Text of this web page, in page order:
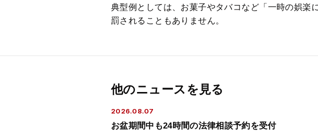
典型例としては、お菓子やタバコなど「一時の娯楽
罰されることもありません。
他のニュースを見る
2026.08.07
お盆期間中も24時間の法律相談予約を受付